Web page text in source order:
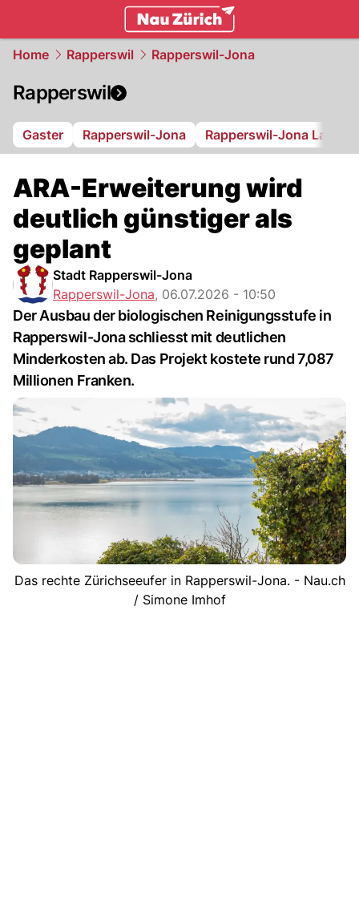
Home Rapperswil Rapperswil-Jona
Rapperswil
Gaster Rapperswil-Jona Rapperswil-Jona Lakers
ARA-Erweiterung wird
deutlich günstiger als
geplant
Stadt Rapperswil-Jona
Rapperswil-Jona, 06.07.2026 - 10:50
Der Ausbau der biologischen Reinigungsstufe in
Rapperswil-Jona schliesst mit deutlichen
Minderkosten ab. Das Projekt kostete rund 7,087
Millionen Franken.
Das rechte Zürichseeufer in Rapperswil-Jona. - Nau.ch
/ Simone Imhof